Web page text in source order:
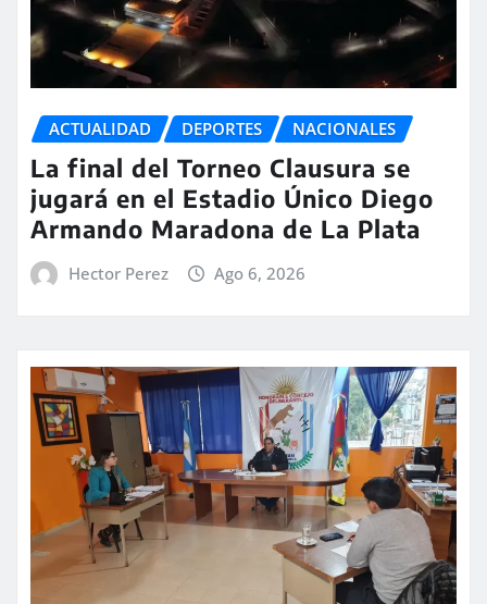
ACTUALIDAD DEPORTES NACIONALES
La final del Torneo Clausura se
jugará en el Estadio Único Diego
Armando Maradona de La Plata
Hector Perez Ago 6, 2026